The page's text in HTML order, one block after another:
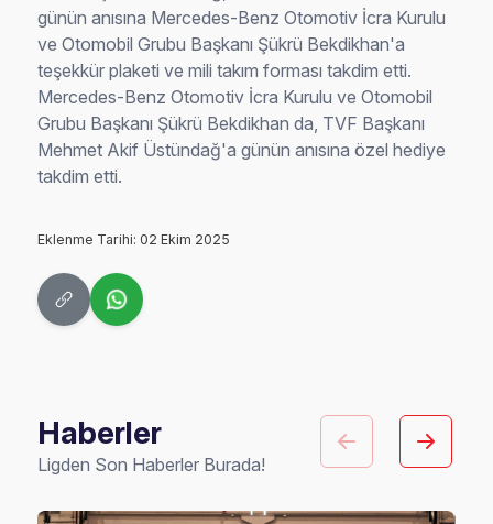
günün anısına Mercedes-Benz Otomotiv İcra Kurulu
ve Otomobil Grubu Başkanı Şükrü Bekdikhan'a
teşekkür plaketi ve mili takım forması takdim etti.
Mercedes-Benz Otomotiv İcra Kurulu ve Otomobil
Grubu Başkanı Şükrü Bekdikhan da, TVF Başkanı
Mehmet Akif Üstündağ'a günün anısına özel hediye
takdim etti.
Eklenme Tarihi: 02 Ekim 2025
Haberler
Ligden Son Haberler Burada!